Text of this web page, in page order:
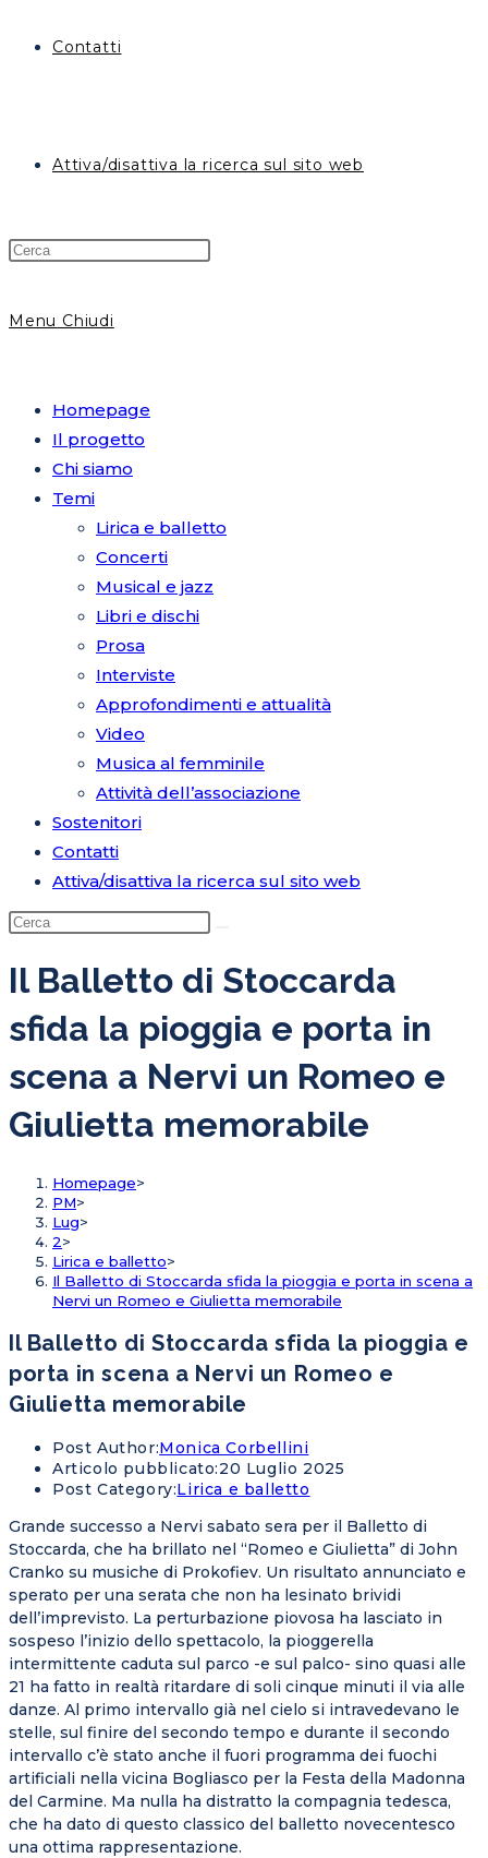
Contatti
Attiva/disattiva la ricerca sul sito web
Menu Chiudi
Homepage
Il progetto
Chi siamo
Temi
Lirica e balletto
Concerti
Musical e jazz
Libri e dischi
Prosa
Interviste
Approfondimenti e attualità
Video
Musica al femminile
Attività dell’associazione
Sostenitori
Contatti
Attiva/disattiva la ricerca sul sito web
Il Balletto di Stoccarda
sfida la pioggia e porta in
scena a Nervi un Romeo e
Giulietta memorabile
Homepage>
PM>
Lug>
2>
Lirica e balletto>
Il Balletto di Stoccarda sfida la pioggia e porta in scena a
Nervi un Romeo e Giulietta memorabile
Il Balletto di Stoccarda sfida la pioggia e
porta in scena a Nervi un Romeo e
Giulietta memorabile
Post Author:Monica Corbellini
Articolo pubblicato:20 Luglio 2025
Post Category:Lirica e balletto
Grande successo a Nervi sabato sera per il Balletto di
Stoccarda, che ha brillato nel “Romeo e Giulietta” di John
Cranko su musiche di Prokofiev. Un risultato annunciato e
sperato per una serata che non ha lesinato brividi
dell’imprevisto. La perturbazione piovosa ha lasciato in
sospeso l’inizio dello spettacolo, la pioggerella
intermittente caduta sul parco -e sul palco- sino quasi alle
21 ha fatto in realtà ritardare di soli cinque minuti il via alle
danze. Al primo intervallo già nel cielo si intravedevano le
stelle, sul finire del secondo tempo e durante il secondo
intervallo c’è stato anche il fuori programma dei fuochi
artificiali nella vicina Bogliasco per la Festa della Madonna
del Carmine. Ma nulla ha distratto la compagnia tedesca,
che ha dato di questo classico del balletto novecentesco
una ottima rappresentazione.